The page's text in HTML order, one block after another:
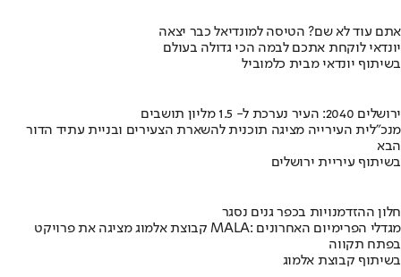
אתם עוד לא שם? הטיסה למונדיאל כבר יצאה
יונדאי לוקחת אתכם לבמה הכי גדולה בעולם
בשיתוף יונדאי מבית כלמוביל
ירושלים 2040: העיר נערכת ל- 1.5 מליון תושבים
מנכ"לית העירייה מציגה תוכנית להשארת הצעירים ובניית עתיד הדור
הבא
בשיתוף עיריית ירושלים
חלון ההזדמנויות בכפר גנים נסגר
קבוצת אלמוג מציגה את פרויקט MALA: מגדלי הפרימיום האחרונים
בפתח תקווה
בשיתוף קבוצת אלמוג